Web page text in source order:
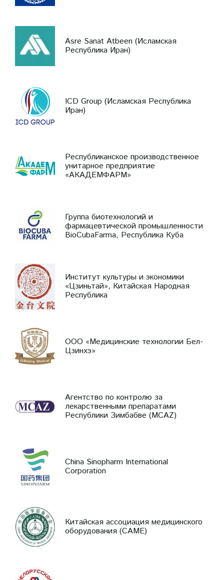
Asre Sanat Atbeen (Исламская
Республика Иран)
ICD Group (Исламская Республика
Иран)
Республиканское производственное
унитарное предприятие
«АКАДЕМФАРМ»
Группа биотехнологий и
фармацевтической промышленности
BioCubaFarma, Республика Куба
Институт культуры и экономики
«Цзиньтай», Китайская Народная
Республика
ООО «Медицинские технологии Бел-
Цзинхэ»
Агентство по контролю за
лекарственными препаратами
Республики Зимбабве (MCAZ)
China Sinopharm International
Corporation
Китайская ассоциация медицинского
оборудования (CAME)